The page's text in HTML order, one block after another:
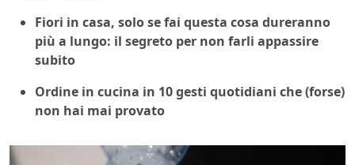
Fiori in casa, solo se fai questa cosa dureranno
più a lungo: il segreto per non farli appassire
subito
Ordine in cucina in 10 gesti quotidiani che (forse)
non hai mai provato